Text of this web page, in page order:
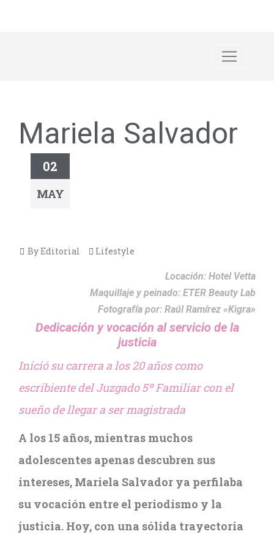
Mariela Salvador
02
MAY
By Editorial Lifestyle
Locación: Hotel Vetta
Maquillaje y peinado: ETER Beauty Lab
Fotografía por: Raúl Ramírez «Kigra»
Dedicación y vocación al servicio de la
justicia
Inició su carrera a los 20 años como
escribiente del Juzgado 5º Familiar con el
sueño de llegar a ser magistrada
A los 15 años, mientras muchos
adolescentes apenas descubren sus
intereses, Mariela Salvador ya perfilaba
su vocación entre el periodismo y la
justicia. Hoy, con una sólida trayectoria